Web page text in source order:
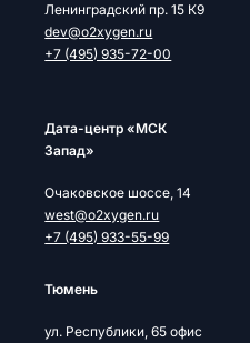
Ленинградский пр. 15 К9
dev@o2xygen.ru
+7 (495) 935-72-00
Дата-центр «МСК
Запад»
Очаковское шоссе, 14
west@o2xygen.ru
+7 (495) 933-55-99
Тюмень
ул. Республики, 65 офис